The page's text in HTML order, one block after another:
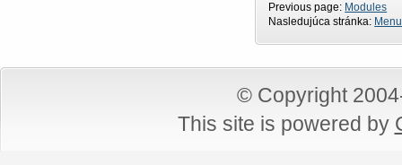
Previous page: Modules
Nasledujúca stránka:
© Copyright
This site is powered by